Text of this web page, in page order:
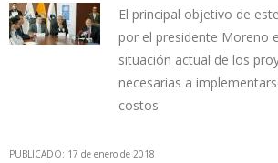
El principal objetivo de
por el presidente Moreno
situación actual de los
necesarias a
costos
PUBLICADO: 17 de enero de 2018